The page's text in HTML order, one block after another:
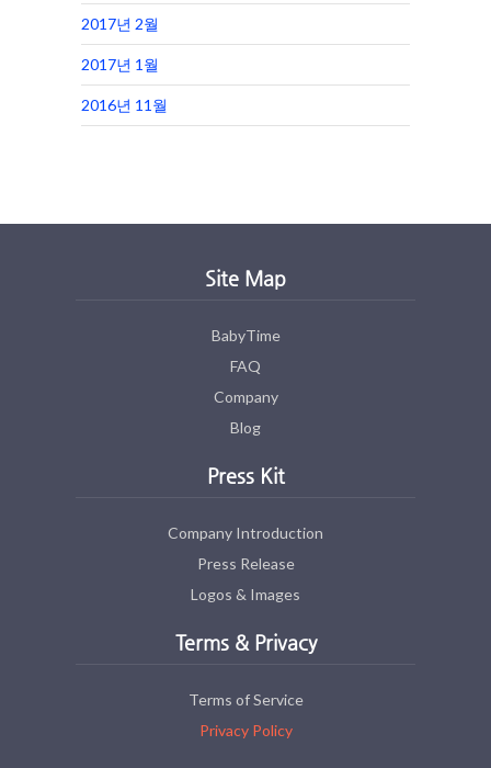
2017년 2월
2017년 1월
2016년 11월
Site Map
BabyTime
FAQ
Company
Blog
Press Kit
Company Introduction
Press Release
Logos & Images
Terms & Privacy
Terms of Service
Privacy Policy